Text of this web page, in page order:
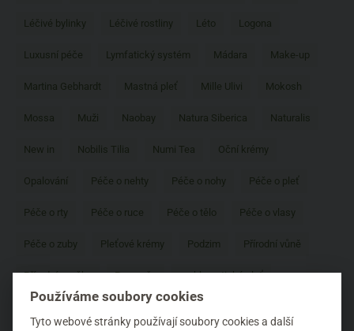
Léčivé bylinky Léčivé rostliny Léto Logona
Luxusní péče Lymfatický systém Mádara Make-up
Martina Gebhardt Mastná pleť Mille Ulivi Mokosh
Mossa Muži Naobay Natura Siberica Naturalis
New in Nobilis Tilia Numi Tea Oční krémy
Opalování Péče o nehty Péče o nohy Péče o pleť
Péče o rty Péče o ruce Péče o tělo Péče o vlasy
Péče o zuby Pleťové krémy Podzim Přírodní vůně
Přírodní značky Pro muže problematická pleť
Proti hmyzu
Používáme soubory cookies
Tyto webové stránky používají soubory cookies a další